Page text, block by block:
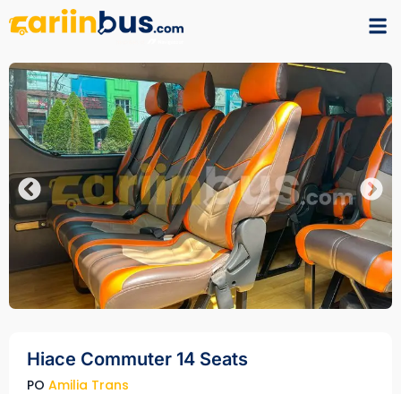
Hiace Commuter 14 Seats
PO Amilia Trans